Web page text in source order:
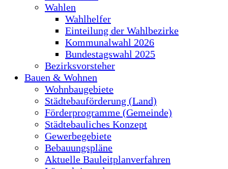
Wahlen
Wahlhelfer
Einteilung der Wahlbezirke
Kommunalwahl 2026
Bundestagswahl 2025
Bezirksvorsteher
Bauen & Wohnen
Wohnbaugebiete
Städtebauförderung (Land)
Förderprogramme (Gemeinde)
Städtebauliches Konzept
Gewerbegebiete
Bebauungspläne
Aktuelle Bauleitplanverfahren